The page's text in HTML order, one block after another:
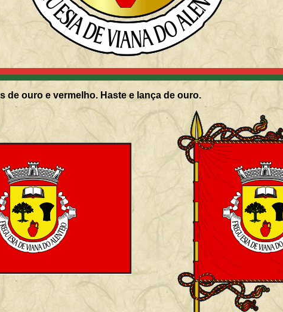
de ouro e vermelho. Haste e lança de ouro.